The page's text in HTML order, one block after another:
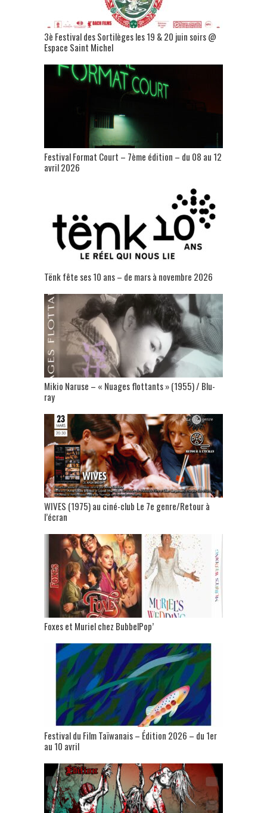
3è Festival des Sortilèges les 19 & 20 juin soirs @
Espace Saint Michel
Festival Format Court – 7ème édition – du 08 au 12
avril 2026
Tënk fête ses 10 ans – de mars à novembre 2026
Mikio Naruse – « Nuages flottants » (1955) / Blu-
ray
WIVES (1975) au ciné-club Le 7e genre/Retour à
l’écran
Foxes et Muriel chez BubbelPop’
Festival du Film Taïwanais – Édition 2026 – du 1er
au 10 avril